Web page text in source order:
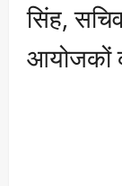
सिंह,
आयोजकों